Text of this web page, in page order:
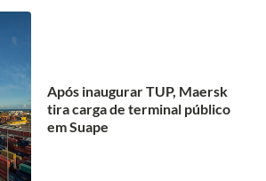
Após inaugurar TUP, Maersk
tira carga de terminal público
em Suape